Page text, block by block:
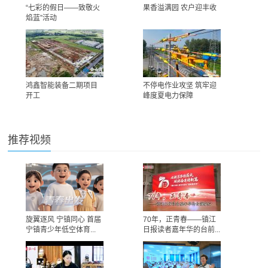
“七彩的假日——致敬火
焰蓝”活动
果香溢满园 农户迎丰收
鸿鑫智能装备二期项目
开工
不停电作业攻坚 筑牢迎
峰度夏电力保障
推荐视频
旋翼逐风 宁镇同心 首届
宁镇青少年低空体育...
70年，正青春——镇江
日报读者嘉年华的台前...